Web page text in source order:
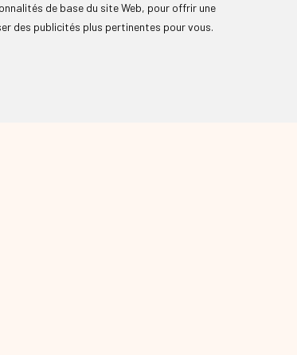
de base du site Web, pour offrir une
des publicités plus pertinentes pour vous.